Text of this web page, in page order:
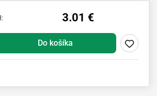
3.01 €
Do košíka